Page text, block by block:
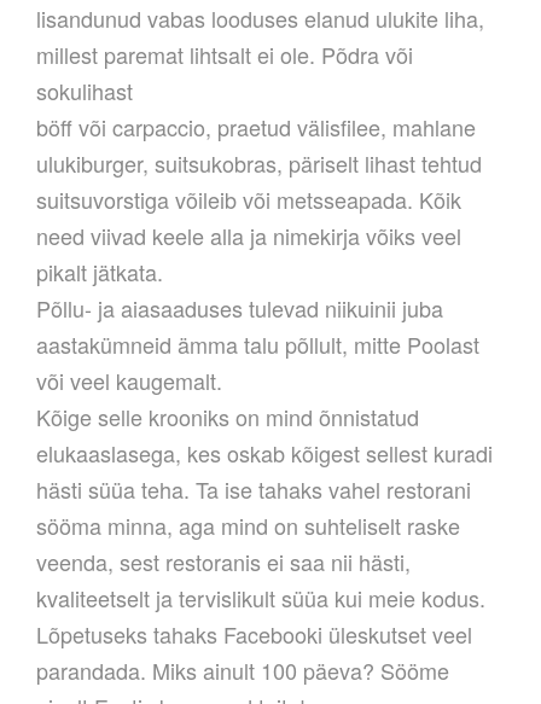
lisandunud vabas looduses elanud ulukite liha,
millest paremat lihtsalt ei ole. Põdra või
sokulihast
böff või carpaccio, praetud välisfilee, mahlane
ulukiburger, suitsukobras, päriselt lihast tehtud
suitsuvorstiga võileib või metsseapada. Kõik
need viivad keele alla ja nimekirja võiks veel
pikalt jätkata.
Põllu- ja aiasaaduses tulevad niikuinii juba
aastakümneid ämma talu põllult, mitte Poolast
või veel kaugemalt.
Kõige selle krooniks on mind õnnistatud
elukaaslasega, kes oskab kõigest sellest kuradi
hästi süüa teha. Ta ise tahaks vahel restorani
sööma minna, aga mind on suhteliselt raske
veenda, sest restoranis ei saa nii hästi,
kvaliteetselt ja tervislikult süüa kui meie kodus.
Lõpetuseks tahaks Facebooki üleskutset veel
parandada. Miks ainult 100 päeva? Sööme